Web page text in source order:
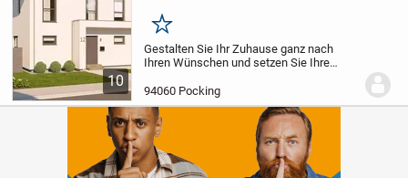
10
Merken
Gestalten Sie Ihr Zuhause ganz nach
Ihren Wünschen und setzen Sie Ihre
um! Mit großzügigen 146,04 m²
Wohnfläche bietet das Haus ausreichend
Raum für Ihre...
94060 Pocking